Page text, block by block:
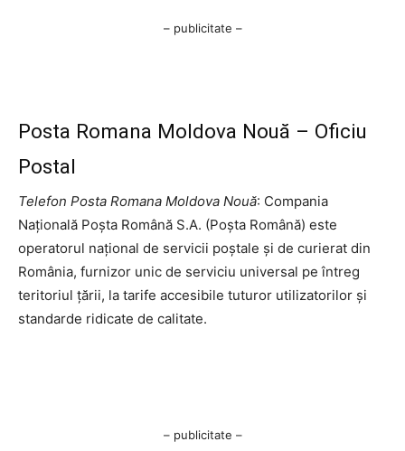
– publicitate –
Posta Romana Moldova Nouă – Oficiu
Postal
Telefon Posta Romana Moldova Nouă: Compania
Națională Poșta Română S.A. (Poșta Română) este
operatorul național de servicii poștale și de curierat din
România, furnizor unic de serviciu universal pe întreg
teritoriul țării, la tarife accesibile tuturor utilizatorilor și
standarde ridicate de calitate.
– publicitate –